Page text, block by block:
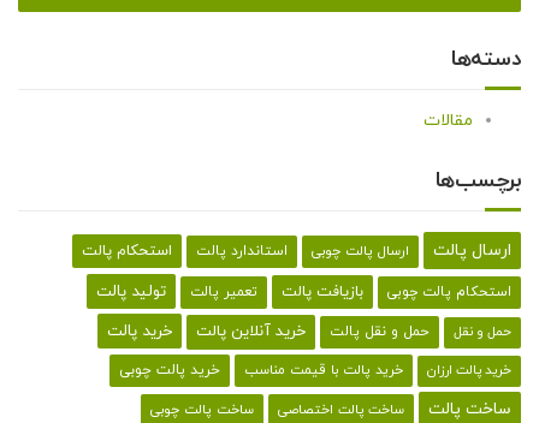
دسته‌ها
مقالات
برچسب‌ها
ارسال پالت ارسال پالت چوبی استاندارد پالت استحکام پالت
استحکام پالت چوبی بازیافت پالت تعمیر پالت تولید پالت
حمل و نقل حمل و نقل پالت خرید آنلاین پالت خرید پالت
خرید پالت ارزان خرید پالت با قیمت مناسب خرید پالت چوبی
ساخت پالت ساخت پالت اختصاصی ساخت پالت چوبی